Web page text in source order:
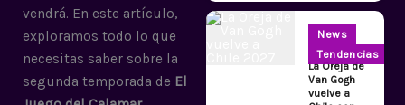
vendrá. En este artículo,
exploramos todo lo que
necesitas saber sobre la
segunda temporada de El
News
Tendencias
La Oreja de
Van Gogh
vuelve a